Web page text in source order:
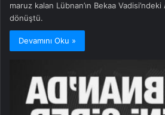
maruz kalan Lübnan’ın Bekaa
dönüştü.
Devamını Oku »